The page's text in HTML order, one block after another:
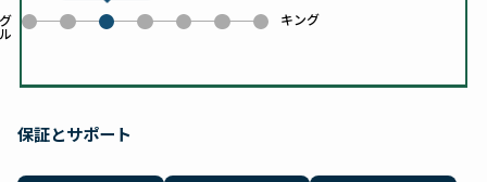
ル
0
1
2
3 4 5 キング
6
保証とサポート